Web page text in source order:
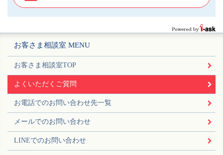
お客さま相談室 MENU
お客さま相談室TOP
よくいただくご質問
お電話でのお問い合わせ先一覧
メールでのお問い合わせ
LINEでのお問い合わせ